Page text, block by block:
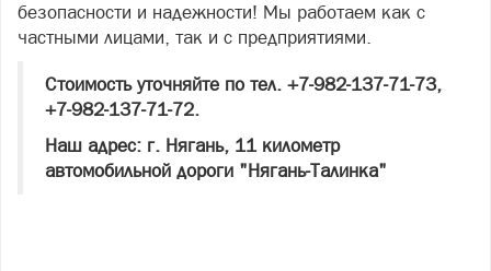
безопасности и надежности! Мы работаем как с
частными лицами, так и с предприятиями.
Стоимость уточняйте по тел. +7-982-137-71-73,
+7-982-137-71-72.
Наш адрес: г. Нягань, 11 километр
автомобильной дороги "Нягань-Талинка"